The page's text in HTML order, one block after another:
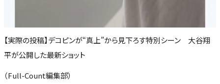
【実際の投稿】デコピンが“真上”から見下ろす特別シーン 大谷翔
平が公開した最新ショット
（Full-Count編集部）